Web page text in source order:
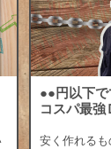
●●円以下で
コスパ最強
安く作れる